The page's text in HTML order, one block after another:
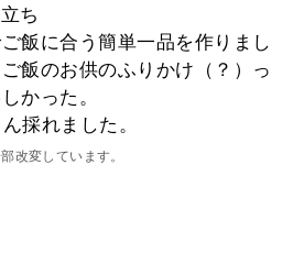
ち
飯に合う簡単一品を作りまし
飯のお供のふりかけ（？）っ
かった。
採れました。
改変しています。